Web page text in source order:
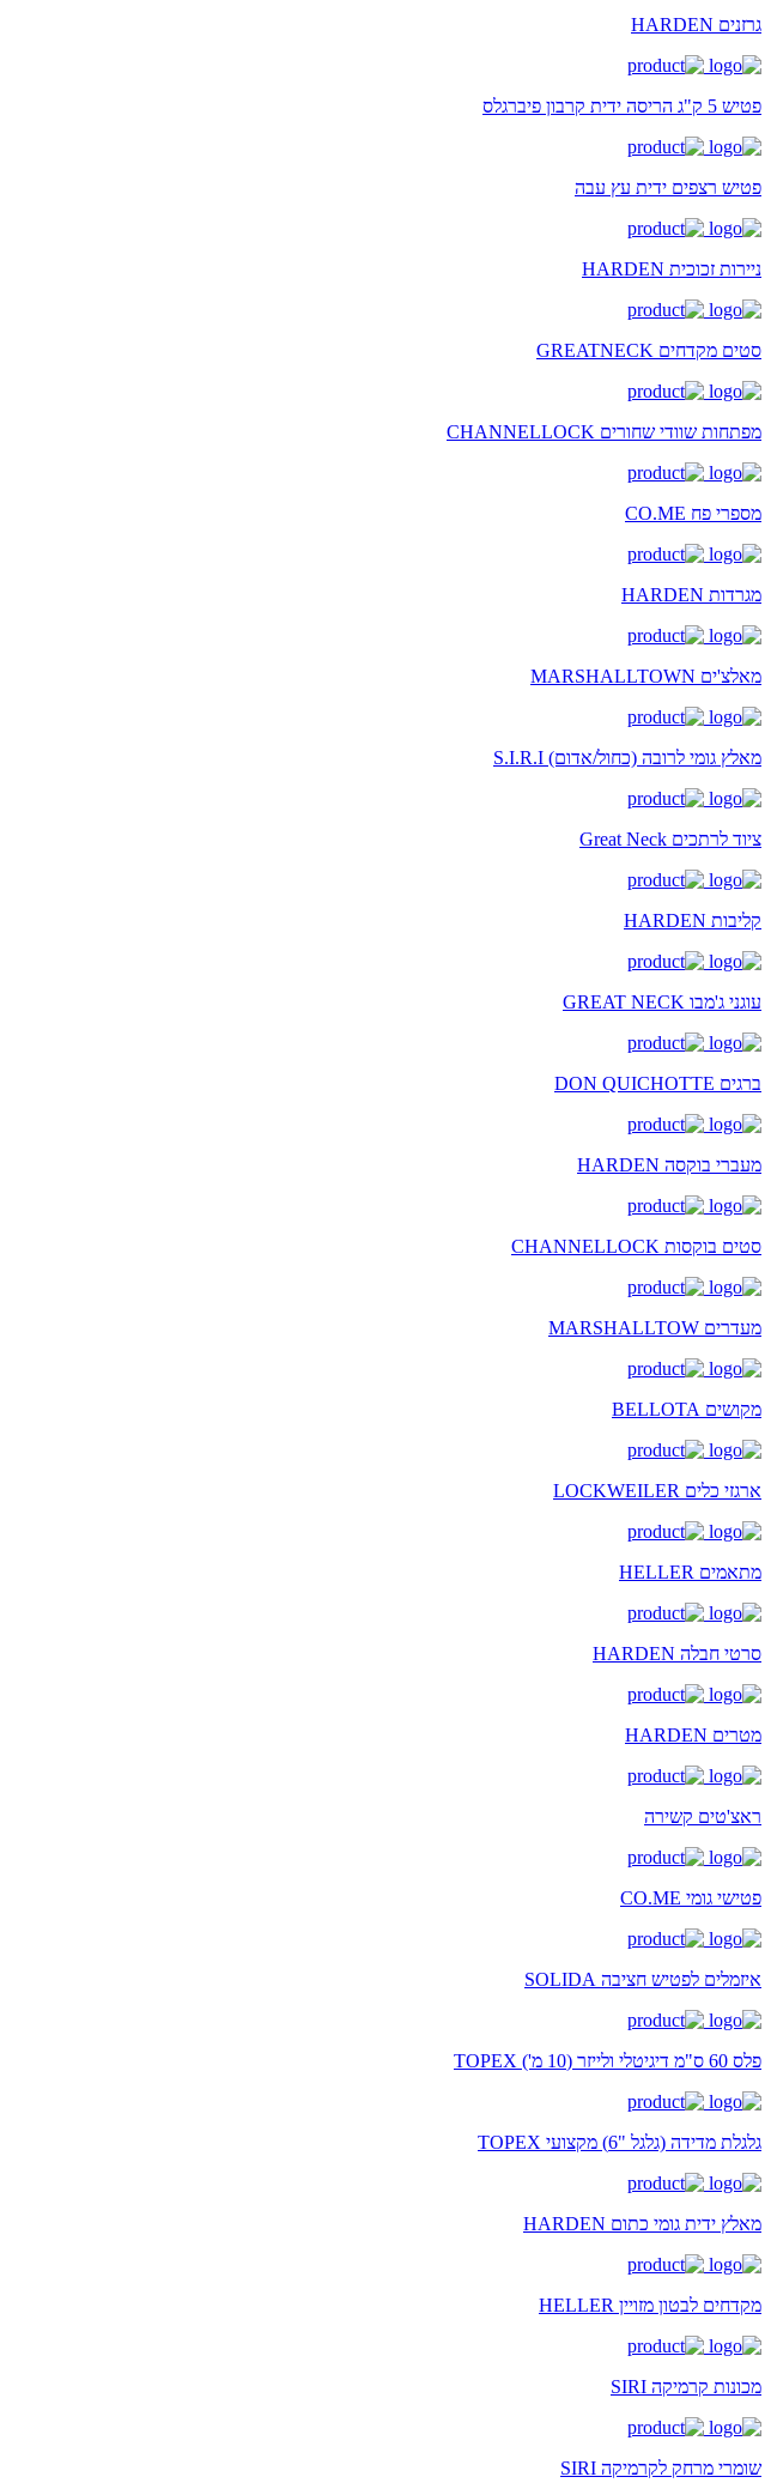
גרזנים HARDEN
פטיש 5 ק"ג הריסה ידית קרבון פיברגלס
פטיש רצפים ידית עץ עבה
ניירות זכוכית HARDEN
סטים מקדחים GREATNECK
מפתחות שוודי שחורים CHANNELLOCK
מספרי פח CO.ME
מגרדות HARDEN
מאלצ'ים MARSHALLTOWN
מאלץ גומי לרובה (כחול/אדום) S.I.R.I
ציוד לרתכים Great Neck
קליבות HARDEN
עוגני ג'מבו GREAT NECK
ברגים DON QUICHOTTE
מעברי בוקסה HARDEN
סטים בוקסות CHANNELLOCK
מעדרים MARSHALLTOW
מקושים BELLOTA
ארגזי כלים LOCKWEILER
מתאמים HELLER
סרטי חבלה HARDEN
מטרים HARDEN
ראצ'טים קשירה
פטישי גומי CO.ME
איזמלים לפטיש חציבה SOLIDA
פלס 60 ס"מ דיגיטלי ולייזר (10 מ') TOPEX
גלגלת מדידה (גלגל "6) מקצועי TOPEX
מאלץ ידית גומי כתום HARDEN
מקדחים לבטון מזויין HELLER
מכונות קרמיקה SIRI
שומרי מרחק לקרמיקה SIRI